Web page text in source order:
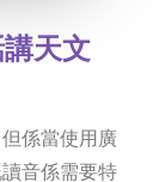
天文
係當使用廣
音係需要特